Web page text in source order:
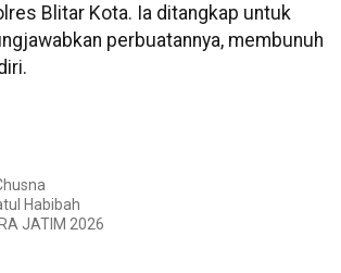
Blitar Kota. Ia ditangkap untuk
perbuatannya, membunuh
Habibah
JATIM 2026